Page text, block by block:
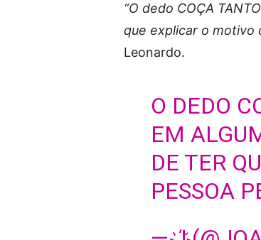
“O dedo COÇA
que explicar o motivo
Leonardo.
O DEDO
EM
DE TER
PESSOA